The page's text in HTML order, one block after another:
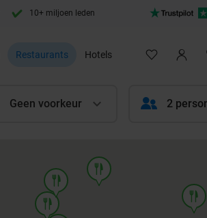
10+ miljoen leden
Restaurants Hotels
Geen voorkeur 2
food
food
food
food